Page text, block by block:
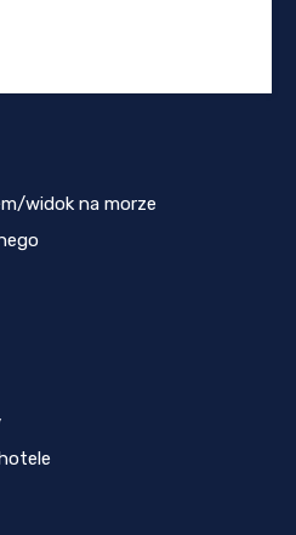
widok na morze